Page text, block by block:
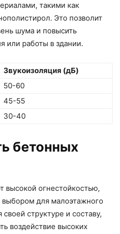
такими как
Это позволит
шума и повысить
или работы в здании.
Звукоизоляция (дБ)
50-60
45-55
30-40
бетонных
высокой огнестойкостью,
для малоэтажного
структуре и составу,
воздействие высоких